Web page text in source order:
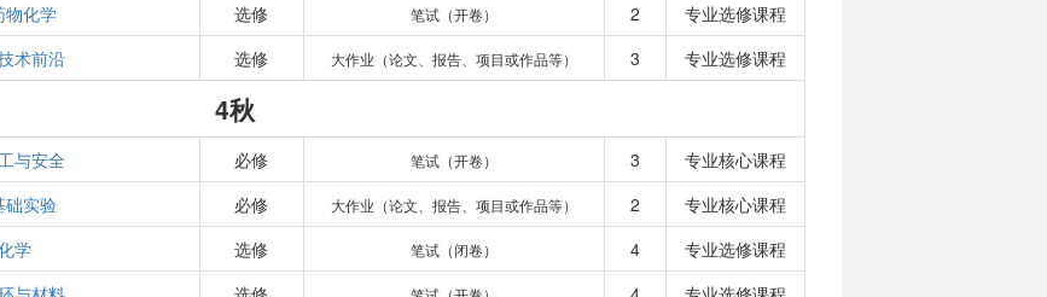
物化学 选修 笔试（开卷） 2
专业选修课程
术前沿 选修 大作业（论文、报告、项目或作品等） 3 专业选修课程
4秋
与安全 必修 笔试（开卷） 3
专业核心课程
础实验 必修 大作业（论文、报告、项目或作品等） 2
专业核心课程
学 选修 笔试（闭卷） 4
专业选修课程